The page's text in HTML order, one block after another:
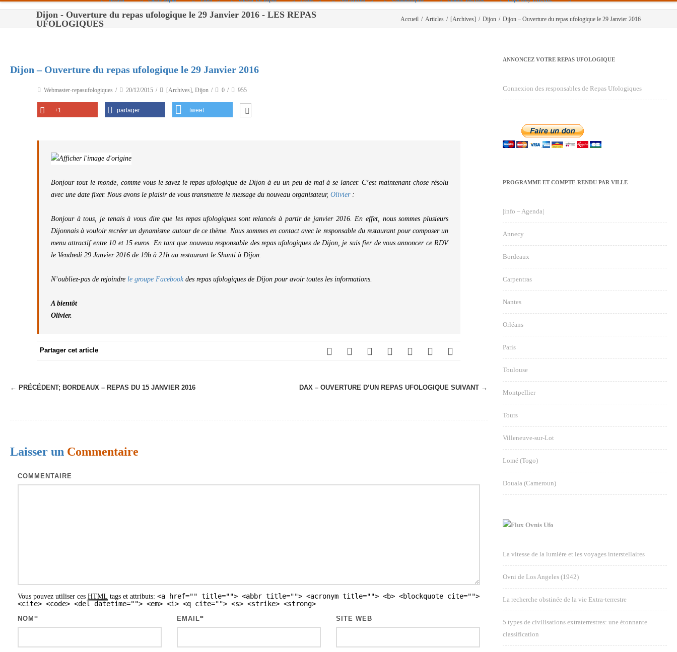
Paris
Nantes
Tours
Politique De Cookies (UE)
Dijon - Ouverture du repas ufologique le 29 Janvier 2016 - LES REPAS
UFOLOGIQUES
Accueil / Articles / [Archives] / Dijon / Dijon – Ouverture du repas ufologique le 29 Janvier 2016
Dijon – Ouverture du repas ufologique le 29 Janvier 2016
Webmaster-repasufologiques 20/12/2015 [Archives], Dijon 0 955
+1 partager tweet
Bonjour tout le monde, comme vous le savez le repas ufologique de Dijon à eu un peu de mal à se lancer. C’est maintenant chose résolu
avec une date fixer. Nous avons le plaisir de vous transmettre le message du nouveau organisateur, Olivier:
Bonjour à tous, je tenais à vous dire que les repas ufologiques sont relancés à partir de janvier 2016. En effet, nous sommes plusieurs
Dijonnais à vouloir recréer un dynamisme autour de ce thème. Nous sommes en contact avec le responsable du restaurant pour composer un
menu attractif entre 10 et 15 euros. En tant que nouveau responsable des repas ufologiques de Dijon, je suis fier de vous annoncer ce RDV
le Vendredi 29 Janvier 2016 de 19h à 21h au restaurant le Shanti à Dijon.
N’oubliez-pas de rejoindre le groupe Facebookdes repas ufologiques de Dijon pour avoir toutes les informations.
A bientôt
Olivier.
Partager cet article
N
g
← PRÉCÉDENT; BORDEAUX – REPAS DU 15 JANVIER 2016 DAX – OUVERTURE D’UN REPAS UFOLOGIQUE SUIVANT →
Laisser un Commentaire
COMMENTAIRE
Vous pouvez utiliser ces HTML tags et attributs: <a href="" title=""> <abbr title=""> <acronym title=""> <b> <blockquote cite="">
<cite> <code> <del datetime=""> <em> <i> <q cite=""> <s> <strike> <strong>
NOM * EMAIL* SITE WEB
ANNONCEZ VOTRE REPAS UFOLOGIQUE
Connexion des responsables de Repas Ufologiques
PROGRAMME ET COMPTE-RENDU PAR VILLE
|info – Agenda|
Annecy
Bordeaux
Carpentras
Nantes
Orléans
Paris
Toulouse
Montpellier
Tours
Villeneuve-sur-Lot
Lomé (Togo)
Douala (Cameroun)
Ovnis Ufo
La vitesse de la lumière et les voyages interstellaires
Ovni de Los Angeles (1942)
La recherche obstinée de la vie Extra-terrestre
5 types de civilisations extraterrestres: une étonnante
classification